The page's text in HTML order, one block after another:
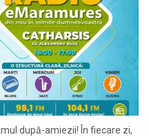
după-amiezii! În fiecare zi,